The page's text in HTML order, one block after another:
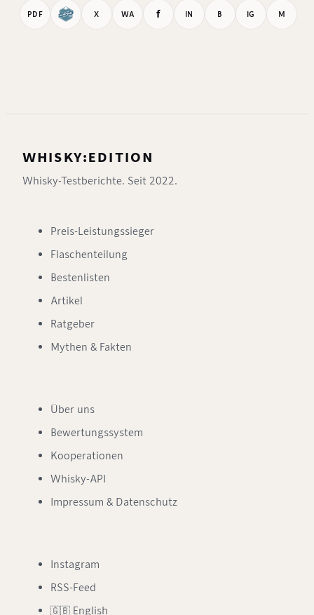
PDF X WA f IN B IG M
WHISKY:EDITION
Whisky-Testberichte. Seit 2022.
Preis-Leistungssieger
Flaschenteilung
Bestenlisten
Artikel
Ratgeber
Mythen & Fakten
Über uns
Bewertungssystem
Kooperationen
Whisky-API
Impressum & Datenschutz
Instagram
RSS-Feed
🇬🇧 English